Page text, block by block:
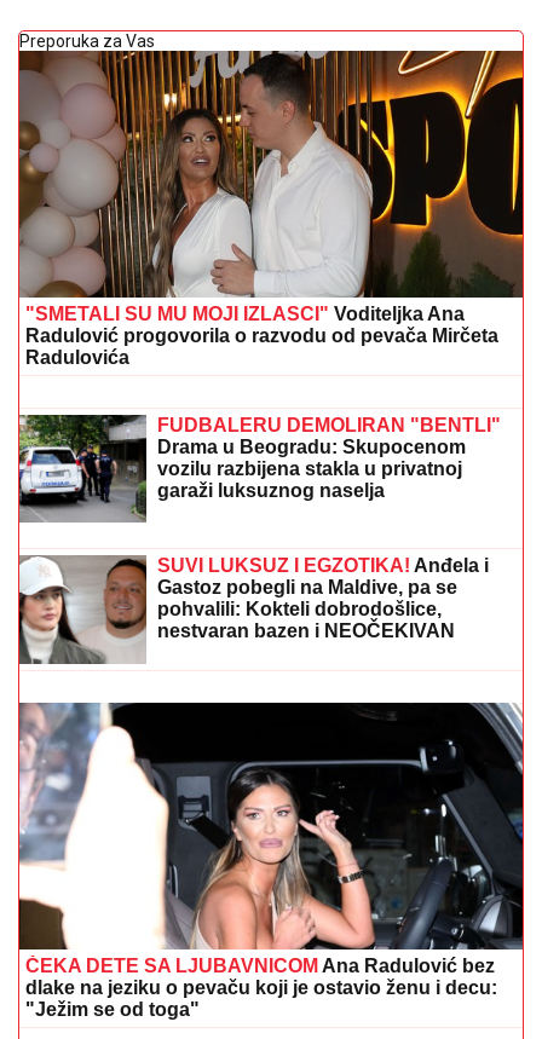
Preporuka za Vas
"SMETALI SU MU MOJI IZLASCI" Voditeljka Ana
Radulović progovorila o razvodu od pevača Mirčeta
Radulovića
DEMOLIRAN AUTOSaša Lukić bio u
inostranstvu kada su mu polupana
stakla na skupocenom "bentliju"
vozilu razbijena stakla u privatnoj
garaži luksuznog naselja
TEŠKA NESREĆA KOD RUMEAuto udario u bicikl,
stradao muškarac
SUVI LUKSUZ I EGZOTIKA!Anđela i
Gastoz pobegli na Maldive, pa se
pohvalili: Kokteli dobrodošlice,
nestvaran bazen i NEOČEKIVAN
SUSRET na ulici (FOTO)